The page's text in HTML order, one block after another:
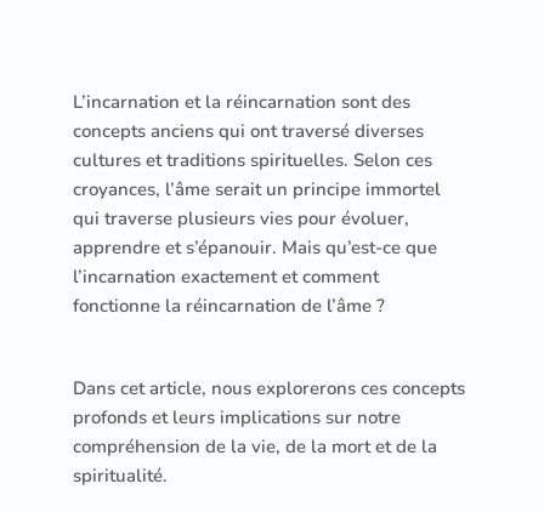
L’incarnation et la réincarnation sont des
concepts anciens qui ont traversé diverses
cultures et traditions spirituelles. Selon ces
croyances, l’âme serait un principe immortel
qui traverse plusieurs vies pour évoluer,
apprendre et s’épanouir. Mais qu’est-ce que
l’incarnation exactement et comment
fonctionne la réincarnation de l’âme ?
Dans cet article, nous explorerons ces concepts
profonds et leurs implications sur notre
compréhension de la vie, de la mort et de la
spiritualité.